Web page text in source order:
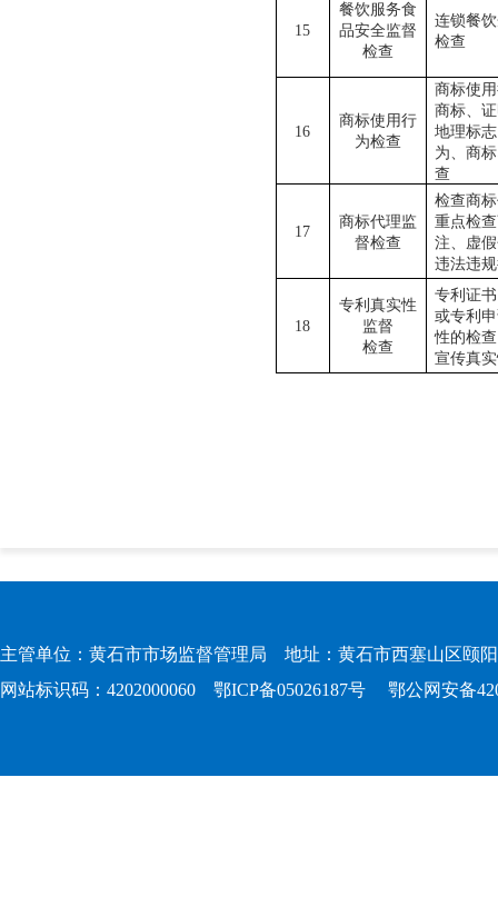
15
餐饮服务食
品安全监督
检查
连锁餐
检查
16
商标使用行
为检查
商标使
商标、
地理标
为、商
查
17
商标代理监
督检查
检查商
重点检
注、虚
违法违
18
专利真实性
监督
检查
专利证
或专利
性的检
宣传真
主管单位：黄石市市场监督管理局 地址：黄石市西塞山区颐
网站标识码：4202000060 鄂ICP备05026187号 鄂公网安备